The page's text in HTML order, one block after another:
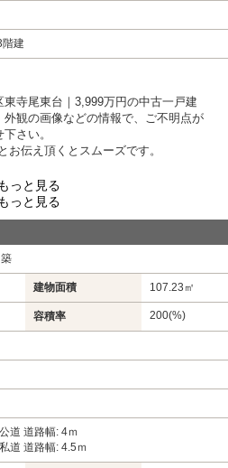
階建
寺尾東台｜3,999万円の中古一戸建
観の画像などの情報で、ご不明点が
さい。
お伝え頂くとスムーズです。
っと見る
っと見る
建物面積 107.23㎡
容積率 200(%)
道 道路幅: 4ｍ
道 道路幅: 4.5ｍ